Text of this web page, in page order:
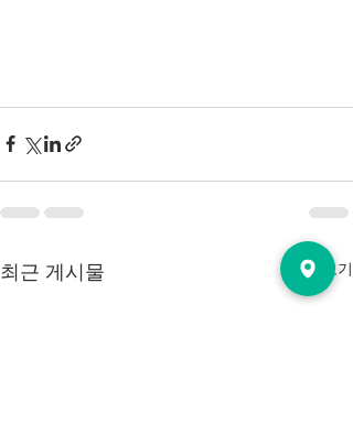
최근 게시물 전체 보기